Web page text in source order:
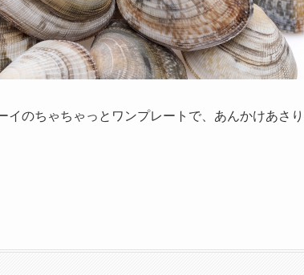
のちゃちゃっとワンプレートで、あんかけあさ